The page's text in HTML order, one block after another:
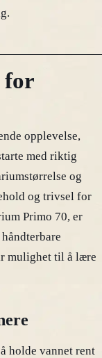
for
opplevelse,
med riktig
og
og trivsel for
Primo 70, er
mulighet til å lære
holde vannet rent